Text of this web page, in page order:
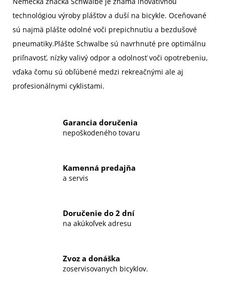
technológiou výroby plášťov a duší na bicykle. Oceňované
sú najmä plášte odolné voči prepichnutiu a bezdušové
pneumatiky.Plášte Schwalbe sú navrhnuté pre optimálnu
priľnavosť, nízky valivý odpor a odolnosť voči opotrebeniu,
vďaka čomu sú obľúbené medzi rekreačnými ale aj
profesionálnymi cyklistami.
Garancia doručenia
nepoškodeného tovaru
Kamenná predajňa
a servis
Doručenie do 2 dní
na akúkoľvek adresu
Zvoz a donáška
zoservisovanych bicyklov.